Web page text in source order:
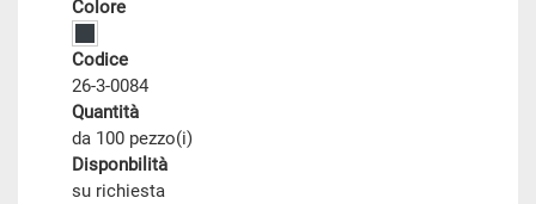
Colore
Codice
26-3-0084
Quantità
da 100 pezzo(i)
Disponbilità
su richiesta